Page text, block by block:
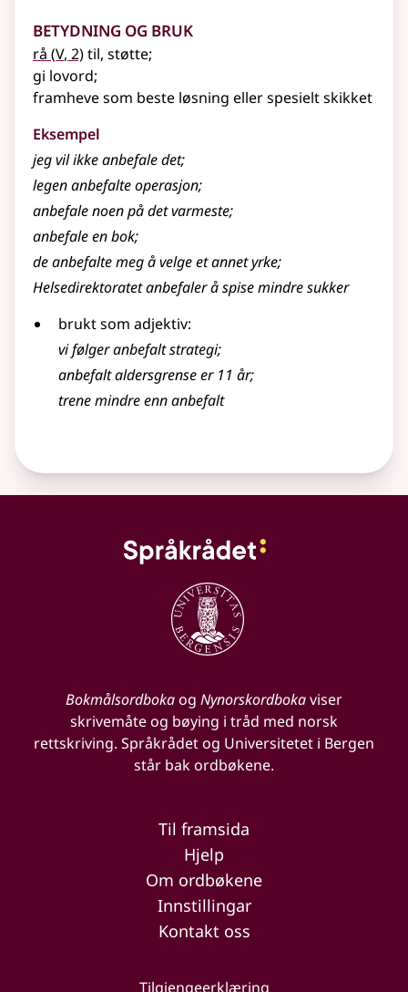
Betydning og bruk
rå (5
V, 2)til, støtte;
gi lovord;
framheve som beste løsning ellerspesielt skikket
Eksempel
jeg vil ikkeanbefaledet;
legen anbefalte operasjon;
anbefalenoen på det varmeste;
anbefaleen bok;
de anbefalte meg å velge et annet yrke;
Helsedirektoratet anbefaler å spise mindre sukker
brukt som adjektiv:
vi følger anbefalt strategi;
anbefalt aldersgrense er 11 år;
trene mindre enn anbefalt
Bokmålsordbokaog Nynorskordbokaviser
skrivemåte og bøying i tråd med norsk
rettskriving. Språkrådet og Universitetet i Bergen
står bak ordbøkene.
Til framsida
Hjelp
Om ordbøkene
Innstillingar
Kontakt oss
Tilgjengeerklæring